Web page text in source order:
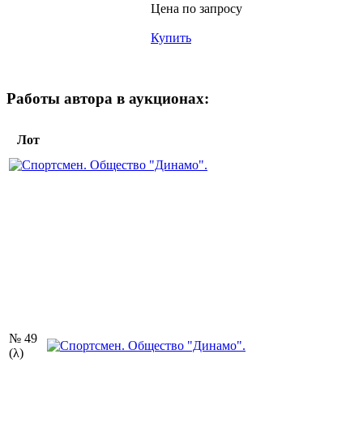
Цена по запросу
Купить
Работы автора в аукционах:
Лот
№ 49
(λ)